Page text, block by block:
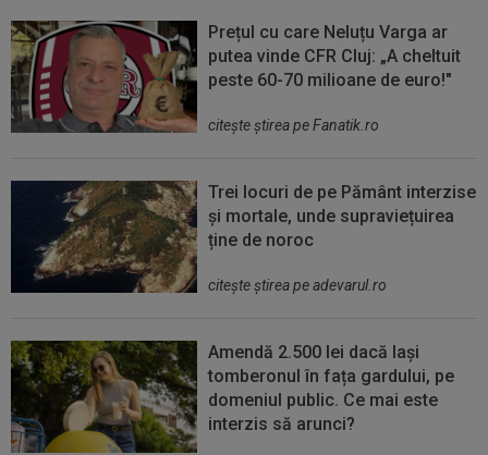
Prețul cu care Neluțu Varga ar
putea vinde CFR Cluj: „A cheltuit
peste 60-70 milioane de euro!"
citeşte ştirea pe Fanatik.ro
Trei locuri de pe Pământ interzise
și mortale, unde supraviețuirea
ține de noroc
citeşte ştirea pe adevarul.ro
Amendă 2.500 lei dacă lași
tomberonul în fața gardului, pe
domeniul public. Ce mai este
interzis să arunci?